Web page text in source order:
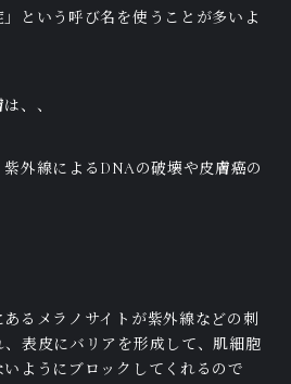
という呼び名を使うことが多いよ
、、
外線によるDNAの破壊や皮膚癌の
るメラノサイトが紫外線などの刺
表皮にバリアを形成して、肌細胞
ようにブロックしてくれるので